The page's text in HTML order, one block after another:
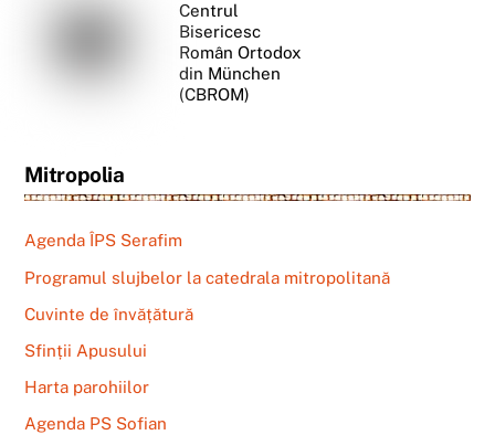
Centrul
Bisericesc
Român Ortodox
din München
(CBROM)
Mitropolia
Agenda ÎPS Serafim
Programul slujbelor la catedrala mitropolitană
Cuvinte de învățătură
Sfinții Apusului
Harta parohiilor
Agenda PS Sofian